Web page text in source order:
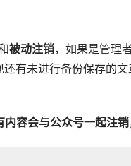
被动注销，如果是管理
有未进行备份保存的
容会与公众号一起注销